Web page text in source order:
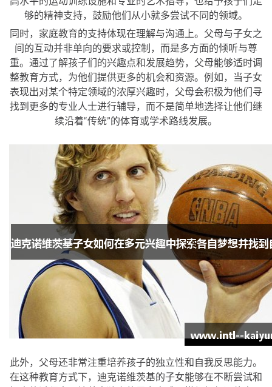
够的精神支持，鼓励他们从小就多尝试不同的领域。
同时，家庭教育的支持体现在理解与沟通上。父母与子女之
间的互动并非单向的要求或控制，而是多方面的倾听与尊
重。通过了解孩子们的兴趣点和发展趋势，父母能够适时调
整教育方式，为他们提供更多的机会和资源。例如，当子女
表现出对某个特定领域的浓厚兴趣时，父母会积极为他们寻
找到更多的专业人士进行辅导，而不是简单地选择让他们继
续沿着“传统”的体育或学术路线发展。
此外，父母还非常注重培养孩子的独立性和自我反思能力。
在这种教育方式下，迪克诺维茨基的子女能够在不断尝试和